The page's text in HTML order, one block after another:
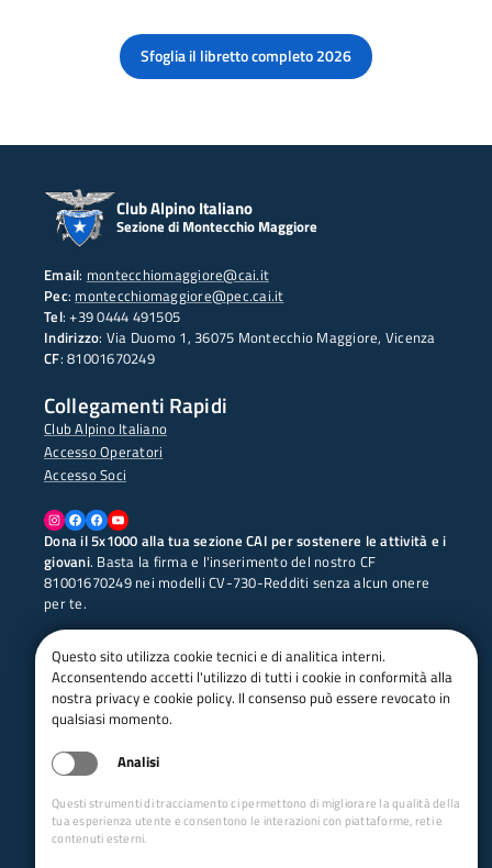
Sfoglia il libretto completo 2026
Club Alpino Italiano
Sezione di Montecchio Maggiore
Email: montecchiomaggiore@cai.it
Pec: montecchiomaggiore@pec.cai.it
Tel: +39 0444 491505
Indirizzo: Via Duomo 1, 36075 Montecchio Maggiore, Vicenza
CF: 81001670249
Collegamenti Rapidi
Club Alpino Italiano
Accesso Operatori
Accesso Soci
Instagram Facebook Facebook
YouTube
Dona il 5x1000 alla tua sezione CAI per sostenere le attività e i
giovani. Basta la firma e l'inserimento del nostro CF
81001670249 nei modelli CV-730-Redditi senza alcun onere
per te.
Supporta Mario, Pietro e i soci CAI della sezione di
Schio, che hanno intrapreso il progetto "Libero
Sentiero" con l'obiettivo di percorrere il "SENTIERO
ITALIA CAI". Con il loro canale YouTube intendono
pubblicizzare il sentiero e sostenere CITTA' DELLA
Questo sito utilizza cookie tecnici e di analitica interni.
Acconsentendo accetti l'utilizzo di tutti i cookie in conformità alla
nostra privacy e cookie policy. Il consenso può essere revocato in
qualsiasi momento.
Analisi
Questi strumenti di tracciamento ci permettono di migliorare la qualità della
tua esperienza utente e consentono le interazioni con piattaforme, reti e
contenuti esterni.